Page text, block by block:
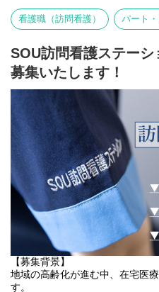
患者様一人ひとりに合わせた個
療養生活を続けられるよう支援
将来的には、チームの中核とし
ップも可能です。
【仕事内容（訪問看護師）】
■ 健康状態の観察・アセスメント
バイタル測定や全身状態の確認
す。
■ 医療的ケアの提供
点滴、注射、カテーテル管理、
く処置を実施します。
■ 日常生活の支援・指導
爪切り、服薬管理、入浴・排泄
アを提供します。
■ リハビリテーションの補助
理学療法士・作業療法士と連携
います。
■ ご家族への支援・相談対応
・ファイリング、郵送物の管理
・備品管理、環境整備
事務職として、ステーション全
ンです。
【仕事内容（事務職員）】
■ 電話・来客対応
利用者様、ご家族、医療機関、
わせに丁寧に対応します。
■ スケジュール調整の補助
訪問予定の入力や変更対応など
務がスムーズに進むようサポー
■ 請求業務（レセプト）
介護保険・医療保険の請求デー
います。
未経験の方でも丁寧に指導しま
■ 書類作成・データ入力
契約書、計画書、報告書などの
看護職（訪問看護） パート
SOU訪問看護ステー
募集いたします！
【募集背景】
地域の高齢化が進む中、在宅医
す。